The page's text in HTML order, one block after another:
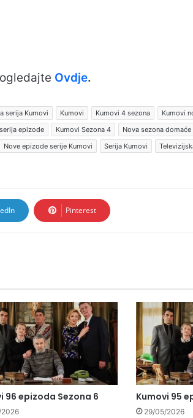
Ovdje.
serija Kumovi Kumovi Kumovi 4 sezona
Kumovi
epizode Kumovi Sezona 4
Nova sezona
Nove epizode serije Kumovi Serija Kumovi
Pinterest
96 epizoda Sezona 6 Kumovi 95
29/05/2026